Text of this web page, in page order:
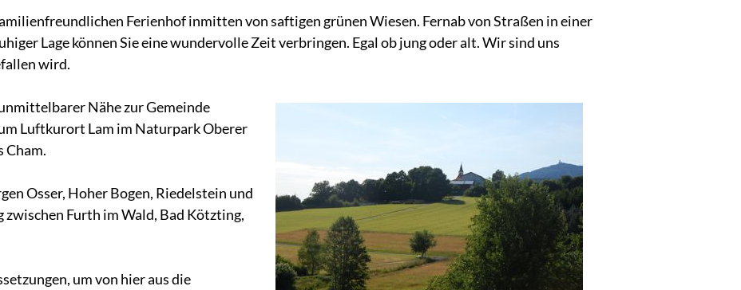
Ferienhof inmitten von saftigen grünen Wiesen. Fernab von Straßen in einer
Lage können Sie eine wundervolle Zeit verbringen. Egal ob jung oder alt. Wir sind uns
wird.
Nähe zur Gemeinde
Luftkurort Lam im Naturpark Oberer
Cham.
Osser, Hoher Bogen, Riedelstein und
Furth im Wald, Bad Kötzting,
um von hier aus die